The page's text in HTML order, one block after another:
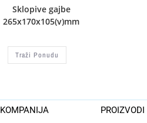
Sklopive gajbe
265x170x105(v)mm
Traži Ponudu
KOMPANIJA PROIZVODI